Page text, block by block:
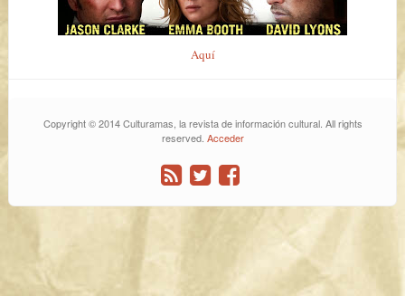
Aquí
Copyright © 2014 Culturamas, la revista de información cultural. All rights
reserved. Acceder